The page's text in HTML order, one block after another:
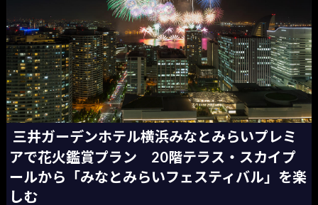
三井ガーデンホテル横浜みなとみらいプレミ
アで花火鑑賞プラン 20階テラス・スカイプ
ールから「みなとみらいフェスティバル」を楽
しむ